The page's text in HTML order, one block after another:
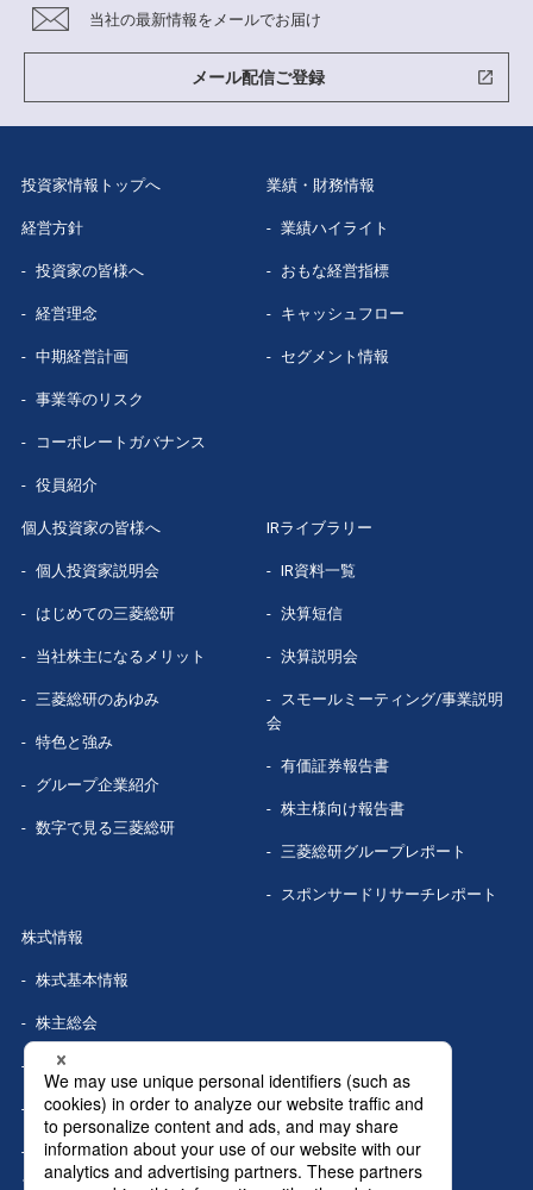
特色と強み
紹介
数字で見る三菱総研
メール配信ご登録
当社の最新情報をメールでお届け
投資家情報トップへ
経営方針
投資家の皆様へ
経営理念
中期経営計画
事業等のリスク
コーポレートガバナンス
役員紹介
業績・財務情報
業績ハイライト
おもな経営指標
キャッシュフロー
セグメント情報
個人投資家の皆様へ
個人投資家説明会
はじめての三菱総研
当社株主になる メリット
三菱総研のあゆみ
特色と強み
グループ企業紹介
数字で見る三菱総研
IRライブラリー
IR資料一覧
決算短信
決算説明会
スモールミーティング/事業説明
会
有価証券報告書
株主様向け報告書
三菱総研グループレポート
スポンサードリサーチレポート
株式情報
株式基本情報
株主総会
株式事務手続き
配当情報
株価情報（Yahoo!ファイナン
ス）